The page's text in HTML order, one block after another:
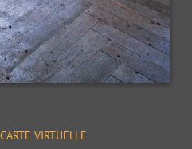
VIRTUELLE